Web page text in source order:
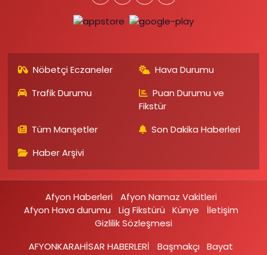
Nöbetçi Eczaneler
Hava Durumu
Trafik Durumu
Puan Durumu ve
Fikstür
Tüm Manşetler
Son Dakika Haberleri
Haber Arşivi
Afyon Haberleri
Afyon Namaz Vakitleri
Afyon Hava durumu
Lig Fikstürü Künye
İletişim
Gizlilik Sözleşmesi
AFYONKARAHİSAR HABERLERİ
Başmakçı
Bayat